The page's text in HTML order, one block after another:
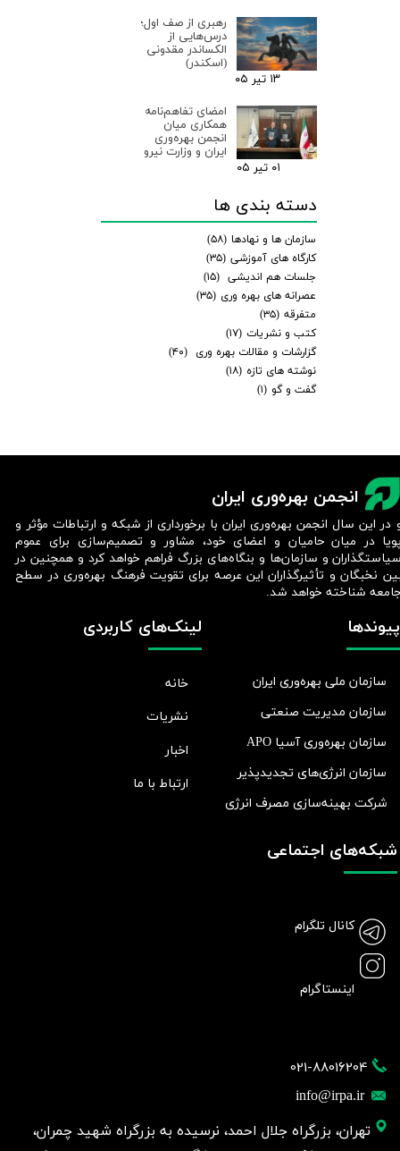
رهبری از صف اول؛
درس‌هایی از
الکساندر مقدونی
(اسکندر)
۱۳ تیر ۰۵
امضای تفاهم‌نامه
همکاری میان
انجمن بهره‌وری
ایران و وزارت نیرو
۰۱ تیر ۰۵
دسته بندی ها
سازمان ها و نهادها (۵۸)
کارگاه های آموزشی (۳۵)
جلسات هم اندیشی (۱۵)
عصرانه های بهره وری (۳۵)
متفرقه (۳۵)
کتب و نشریات (۱۷)
گزارشات و مقالات بهره وری
(۴۰)
نوشته های تازه (۱۸)
گفت و گو (۱)
انجمن بهره‌وری ایران
021-88016204
info@irpa.ir
تهران، بزرگراه جلال احمد، نرسیده به بزرگراه شهید چمران،
لینک‌های کاربردی
خانه
نشریات
اخبار
ارتباط با ما
پیوندها
سازمان ملی بهره‌وری ایران
سازمان مدیریت صنعتی
سازمان بهره‌وری آسیا APO
سازمان انرژی‌های تجدیدپذیر
شرکت بهينه‌سازی مصرف انرژی
شبکه‌های اجتماعی
کانال تلگرام
اینستاگرام
در این سال انجمن بهره‌وری ایران با برخورداری از شبکه و ارتباطات مؤثر و
در میان حامیان و اعضای خود، مشاور و تصمیم‌سازی برای عموم
و سازمان‌ها و بنگاه‌های بزرگ فراهم خواهد کرد و همچنین در
نخبگان و تأثیرگذاران این عرصه برای تقویت فرهنگ بهره‌وری در سطح
شناخته خواهد شد.​​​​​​​